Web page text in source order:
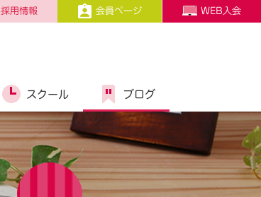
採用情報 会員ページ WEB入会
スクール ブログ